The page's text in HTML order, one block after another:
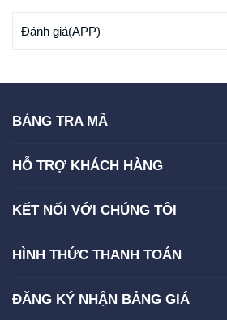
Đánh giá(APP)
BẢNG TRA MÃ
HỖ TRỢ KHÁCH HÀNG
KẾT NỐI VỚI CHÚNG TÔI
HÌNH THỨC THANH TOÁN
ĐĂNG KÝ NHẬN BẢNG GIÁ